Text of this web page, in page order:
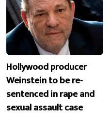
Hollywood producer
Weinstein to be re-
sentenced in rape and
sexual assault case